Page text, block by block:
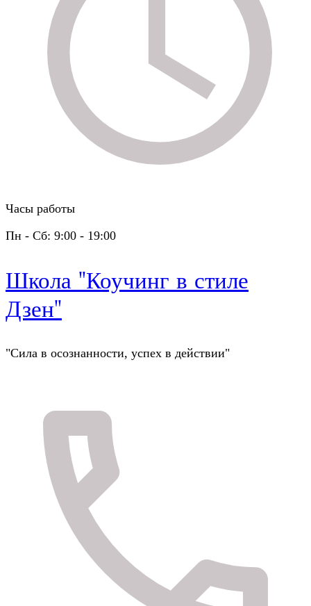
Часы работы
Пн - Сб: 9:00 - 19:00
Школа "Коучинг в стиле
Дзен"
"Сила в осознанности, успех в действии"